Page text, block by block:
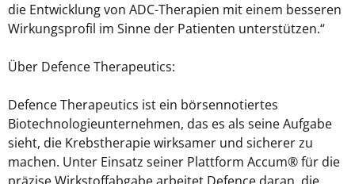
die Entwicklung von ADC-Therapien mit einem besseren
Wirkungsprofil im Sinne der Patienten unterstützen.“
Über Defence Therapeutics:
Defence Therapeutics ist ein börsennotiertes
Biotechnologieunternehmen, das es als seine Aufgabe
sieht, die Krebstherapie wirksamer und sicherer zu
machen. Unter Einsatz seiner Plattform Accum® für die